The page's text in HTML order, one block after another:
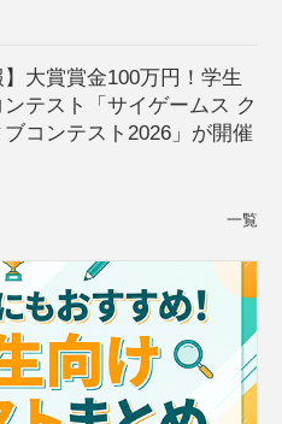
】大賞賞金100万円！学生
テスト「サイゲームス ク
ブコンテスト2026」が開催
一覧